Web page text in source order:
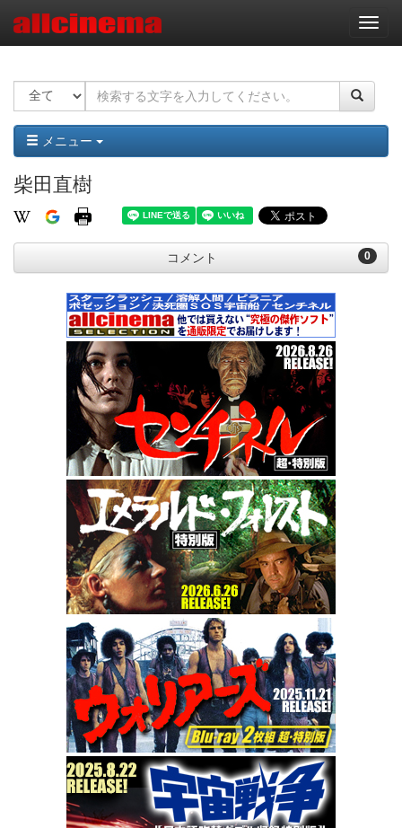
ナ
ビ
ー
ョ
ン
メニュー
柴田直樹
0
コメント